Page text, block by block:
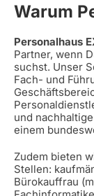
Warum
Personalhaus
Partner, wenn
suchst. Unser
Fach- und
und
einem
Zudem bieten
Stellen:
Bürokauffrau